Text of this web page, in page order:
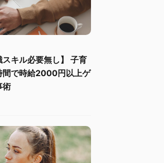
スキル必要無し】 子育
間で時給2000円以上ゲ
術